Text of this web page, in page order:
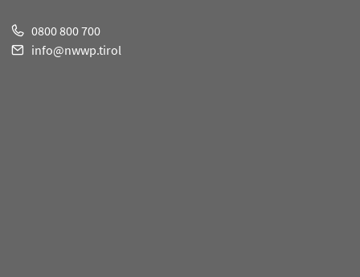
0800 800 700
info@nwwp.tirol